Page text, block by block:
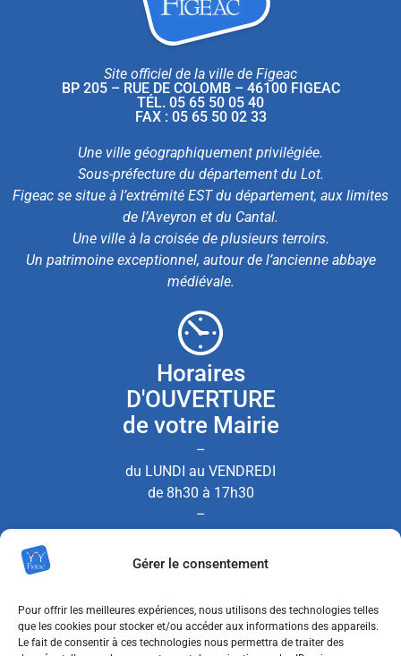
Gérer le consentement
Pour offrir les meilleures expériences, nous utilisons des technologies telles
que les cookies pour stocker et/ou accéder aux informations des appareils.
Le fait de consentir à ces technologies nous permettra de traiter des
Site officiel de la ville de Figeac
BP 205 – RUE DE COLOMB – 46100 FIGEAC
TÉL. 05 65 50 05 40
FAX : 05 65 50 02 33
Une ville géographiquement privilégiée.
Sous-préfecture du département du Lot.
Figeac se situe à l’extrémité EST du département, aux limites
de l’Aveyron et du Cantal.
Une ville à la croisée de plusieurs terroirs.
Un patrimoine exceptionnel, autour de l’ancienne abbaye
médiévale.
Horaires
D'OUVERTURE
de votre Mairie
–
du LUNDI au VENDREDI
de 8h30 à 17h30
–
Nous contacter